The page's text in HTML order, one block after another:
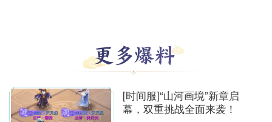
[时间服]“山河画境”新章启
幕，双重挑战全面来袭！